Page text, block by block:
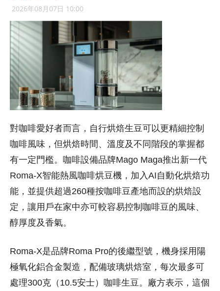
2026年08月07日 10:00
對咖啡愛好者而言，自行烘焙生豆可以更精細控制
咖啡風味，但烘焙時間、溫度及不同階段的掌握都
有一定門檻。咖啡設備品牌Mago Maga推出新一代
Roma-X智能熱風咖啡烘豆機，加入AI自動化烘焙功
能，並提供超過260種按咖啡豆產地而設的烘焙設
定，讓用戶在家中亦可較容易控制咖啡豆的風味、
醇厚度及香氣。
Roma-X是品牌Roma Pro的後繼型號，機身採用陽
極氧化鋁合金製造，配備玻璃烘焙室，每次最多可
處理300克（10.5安士）咖啡生豆。廠方表示，這個